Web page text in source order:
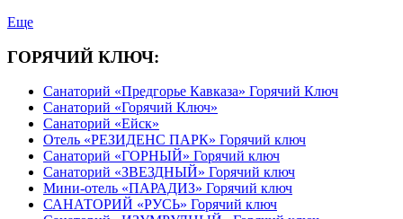
Еще
ГОРЯЧИЙ КЛЮЧ:
Санаторий «Предгорье Кавказа» Горячий Ключ
Санаторий «Горячий Ключ»
Санаторий «Ейск»
Отель «РЕЗИДЕНС ПАРК» Горячий ключ
Санаторий «ГОРНЫЙ» Горячий ключ
Санаторий «ЗВЕЗДНЫЙ» Горячий ключ
Мини-отель «ПАРАДИЗ» Горячий ключ
САНАТОРИЙ «РУСЬ» Горячий ключ